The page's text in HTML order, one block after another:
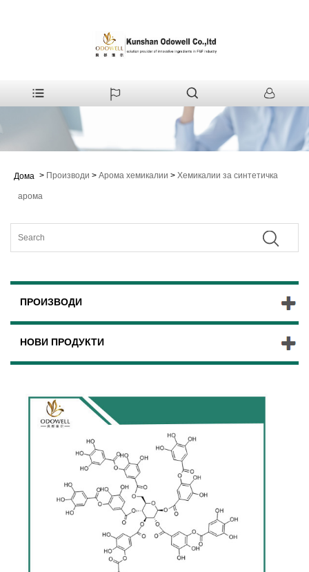
Дома > Производи > Арома хемикалии > Хемикалии за синтетичка
арома
ПРОИЗВОДИ
НОВИ ПРОДУКТИ